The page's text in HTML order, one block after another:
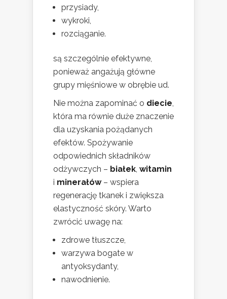
przysiady,
wykroki,
rozciąganie.
są szczególnie efektywne,
ponieważ angażują główne
grupy mięśniowe w obrębie ud.
Nie można zapominać o diecie,
która ma równie duże znaczenie
dla uzyskania pożądanych
efektów. Spożywanie
odpowiednich składników
odżywczych – białek, witamin
i minerałów– wspiera
regenerację tkanek i zwiększa
elastyczność skóry. Warto
zwrócić uwagę na:
zdrowe tłuszcze,
warzywa bogate w
antyoksydanty,
nawodnienie.